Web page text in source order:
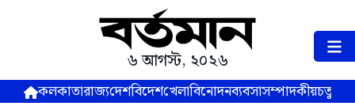
৬ আগস্ট, ২০২৬
কলকাতারাজ্যদেশবিদেশখেলাবিনোদনব্যবসাসম্পাদকীয়